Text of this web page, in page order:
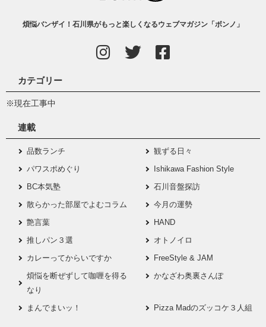
煩悩バンザイ！石川県がもっと楽しくなるウェブマガジン「ボンノ」
カテゴリー
※現在工事中
連載
品数ランチ
観ずる日々
パワスポめぐり
Ishikawa Fashion Style
BC本気塾
石川音盤探訪
散らかった部屋でよむコラム
今月の運勢
艶言葉
HAND
推しパン３選
オトノイロ
カレーってからいですか
FreeStyle & JAM
煩悩を断ぜずして咖喱を得る
なり
かなざわ奥裏さんぽ
まんでまいッ！ Pizza Madのズッコケ３人組